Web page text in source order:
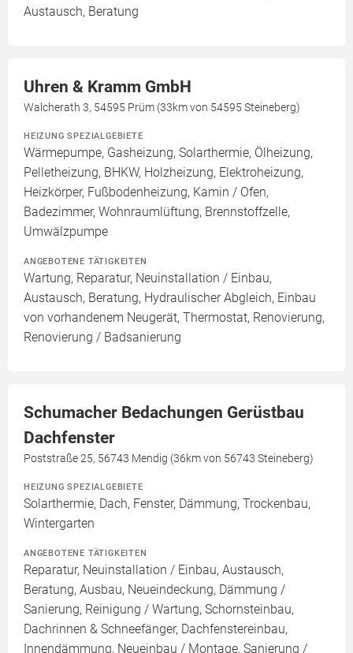
Austausch, Beratung
Uhren & Kramm GmbH
Walcherath 3, 54595 Prüm (33km von 54595 Steineberg)
HEIZUNG SPEZIALGEBIETE
Wärmepumpe, Gasheizung, Solarthermie, Ölheizung,
Pelletheizung, BHKW, Holzheizung, Elektroheizung,
Heizkörper, Fußbodenheizung, Kamin / Ofen,
Badezimmer, Wohnraumlüftung, Brennstoffzelle,
Umwälzpumpe
ANGEBOTENE TÄTIGKEITEN
Wartung, Reparatur, Neuinstallation / Einbau,
Austausch, Beratung, Hydraulischer Abgleich, Einbau
von vorhandenem Neugerät, Thermostat, Renovierung,
Renovierung / Badsanierung
Schumacher Bedachungen Gerüstbau
Dachfenster
Poststraße 25, 56743 Mendig (36km von 56743 Steineberg)
HEIZUNG SPEZIALGEBIETE
Solarthermie, Dach, Fenster, Dämmung, Trockenbau,
Wintergarten
ANGEBOTENE TÄTIGKEITEN
Reparatur, Neuinstallation / Einbau, Austausch,
Beratung, Ausbau, Neueindeckung, Dämmung /
Sanierung, Reinigung / Wartung, Schornsteinbau,
Dachrinnen & Schneefänger, Dachfenstereinbau,
Innendämmung, Neueinbau / Montage, Sanierung /